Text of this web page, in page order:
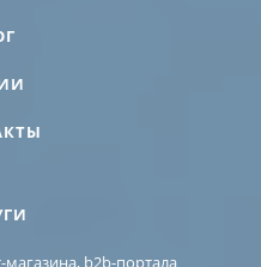
магазина, b2b-портала